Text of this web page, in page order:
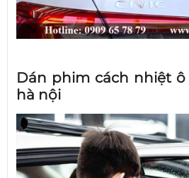
Dán phim cách nhiệt ô
hà nội